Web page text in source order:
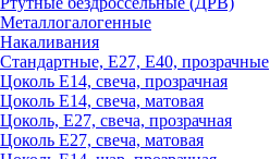
Металлогалогенные
Накаливания
Стандартные, Е27, Е40, прозрачные
Цоколь Е14, свеча, прозрачная
Цоколь Е14, свеча, матовая
Цоколь, Е27, свеча, прозрачная
Цоколь Е27, свеча, матовая